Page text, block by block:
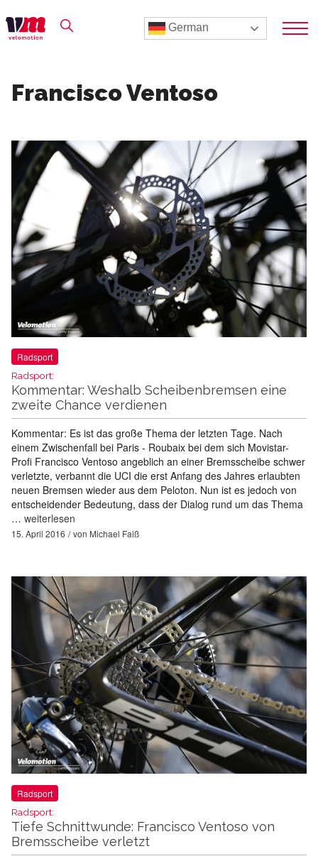
German
Francisco Ventoso
Radsport
Radsport:
Kommentar: Weshalb Scheibenbremsen eine
zweite Chance verdienen
Kommentar: Es ist das große Thema der letzten Tage. Nach
einem Zwischenfall bei Paris - Roubaix bei dem sich Movistar-
Profi Francisco Ventoso angeblich an einer Bremsscheibe schwer
verletzte, verbannt die UCI die erst Anfang des Jahres erlaubten
neuen Bremsen wieder aus dem Peloton. Nun ist es jedoch von
entscheidender Bedeutung, dass der Dialog rund um das Thema
… weiterlesen
15. April 2016 von Michael Faiß
Radsport
Radsport:
Tiefe Schnittwunde: Francisco Ventoso von
Bremsscheibe verletzt